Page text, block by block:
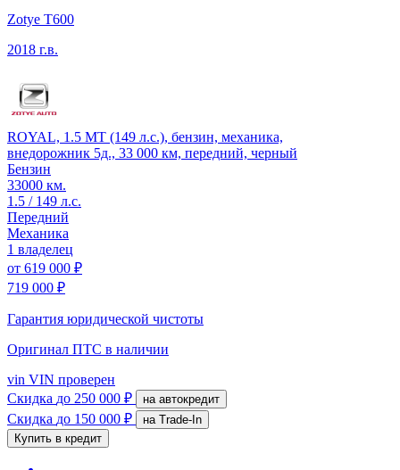
Zotye T600
2018 г.в.
ROYAL, 1.5 MT (149 л.с.), бензин, механика,
внедорожник 5д., 33 000 км, передний, черный
Бензин
33000 км.
1.5 / 149 л.с.
Передний
Механика
1 владелец
от 619 000 ₽
719 000 ₽
Гарантия юридической чистоты
Оригинал ПТС в наличии
vin VIN проверен
Скидка до 250 000 ₽ на автокредит
Скидка до 150 000 ₽
на Trade-In
Купить в кредит